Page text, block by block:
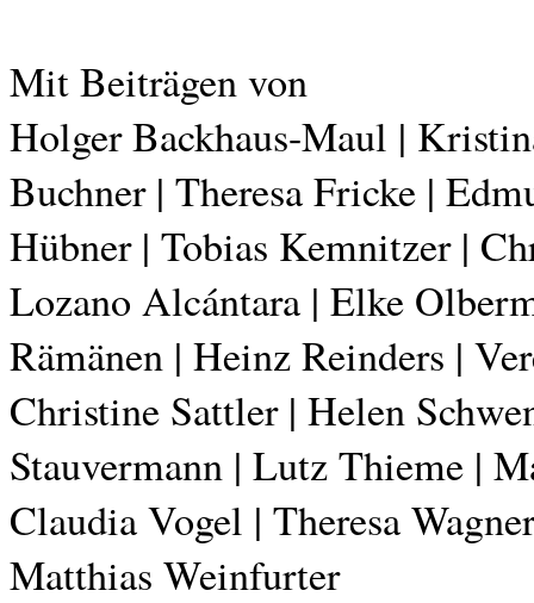
Mit Beiträgen von
Holger Backhaus-Maul |
Buchner | Theresa Fricke |
Hübner | Tobias Kemnitzer |
Lozano Alcántara | Elke
Rämänen | Heinz Reinders |
Christine Sattler | Helen
Stauvermann | Lutz Thieme |
Claudia Vogel | Theresa
Matthias Weinfurter